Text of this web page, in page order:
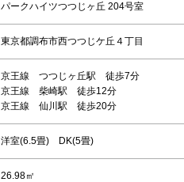
パークハイツつつじヶ丘 204号室
東京都調布市西つつじケ丘４丁目
京王線 つつじヶ丘駅 徒歩7分
京王線 柴崎駅 徒歩12分
京王線 仙川駅 徒歩20分
洋室(6.5畳) DK(5畳)
26.98㎡